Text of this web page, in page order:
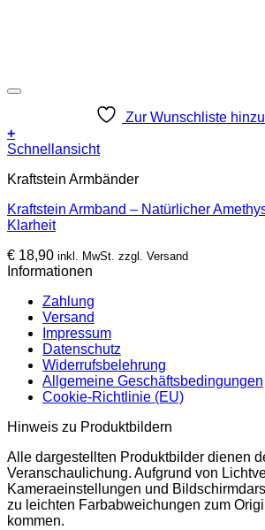
Zur Wunschliste
+
Schnellansicht
Kraftstein Armbänder
Kraftstein Armband – Natürlicher
Klarheit
€ 18,90 inkl. MwSt. zzgl. Versand
Informationen
Zahlung
Versand
Impressum
Datenschutz
Widerrufsbelehrung
Allgemeine Geschäftsbedingungen
Cookie-Richtlinie (EU)
Hinweis zu Produktbildern
Alle dargestellten Produktbilder dienen
Veranschaulichung. Aufgrund von
Kameraeinstellungen und
zu leichten Farbabweichungen zum
kommen.